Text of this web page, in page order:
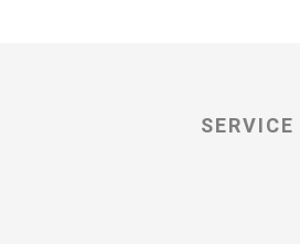
SERVICE